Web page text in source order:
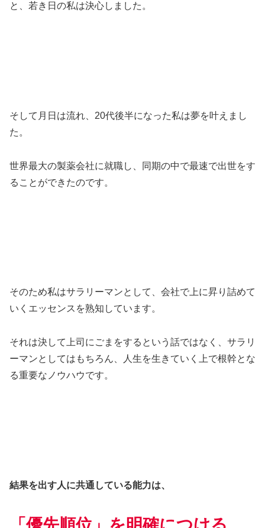
と、若き日の私は決心しました。
そして月日は流れ、20代後半になった私は夢を叶えまし
た。
世界最大の製薬会社に就職し、同期の中で最速で出世をす
ることができたのです。
そのため私はサラリーマンとして、会社で上に昇り詰めて
いくエッセンスを熟知しています。
それは決して上司にごまをするという話ではなく、サラリ
ーマンとしてはもちろん、人生を生きていく上で根幹とな
る重要なノウハウです。
結果を出す人に共通している能力は、